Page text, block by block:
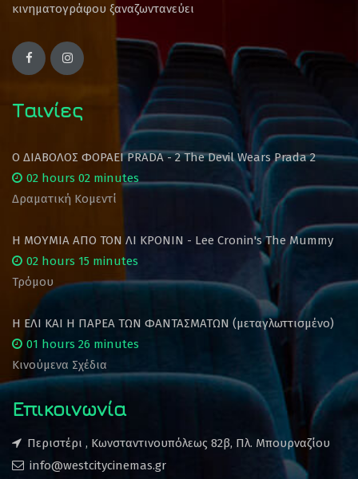
κινηματογράφου ξαναζωντανεύει
Ταινίες
Ο ΔΙΑΒΟΛΟΣ ΦΟΡΑΕΙ PRADA - 2 The Devil Wears Prada 2
02 hours 02 minutes
Δραματική Κομεντί
Η ΜΟΥΜΙΑ ΑΠΟ ΤΟΝ ΛΙ ΚΡΟΝΙΝ - Lee Cronin's The Mummy
02 hours 15 minutes
Τρόμου
Η ΕΛΙ ΚΑΙ Η ΠΑΡΕΑ ΤΩΝ ΦΑΝΤΑΣΜΑΤΩΝ (μεταγλωττισμένο)
01 hours 26 minutes
Κινούμενα Σχέδια
Επικοινωνία
Περιστέρι , Κωνσταντινουπόλεως 82β, Πλ. Μπουρναζίου
info@westcitycinemas.gr